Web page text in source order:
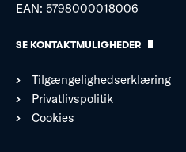
EAN: 5798000018006
SE KONTAKTMULIGHEDER
Tilgængelighedserklæring
Privatlivspolitik
Cookies